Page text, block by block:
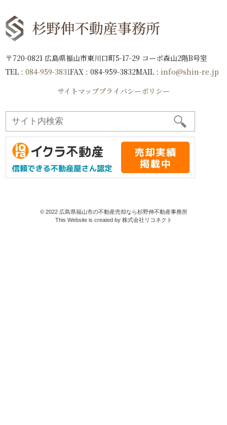
〒720-0821 広島県福山市東川口町5-17-29 コーポ森山2階B号室
TEL :084-959-3831FAX : 084-959-3832MAIL : info@shin-re.jp
サイトマッププライバシーポリシー
© 2022 広島県福山市の不動産売却なら杉野伸不動産事務所
This Website is created by 株式会社リコネクト